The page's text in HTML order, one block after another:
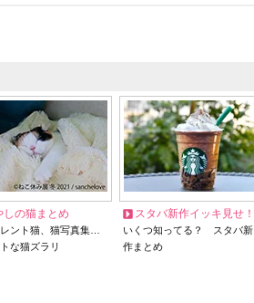
しの猫まとめ
ント猫、猫写真集…
な猫ズラリ
スタバ新作イッキ見せ！
いくつ知ってる？ スタバ新
作まとめ